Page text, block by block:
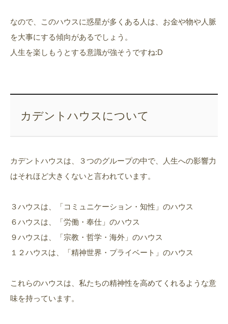
なので、このハウスに惑星が多くある人は、お金や物や人脈
を大事にする傾向があるでしょう。
人生を楽しもうとする意識が強そうですね:D
カデントハウスについて
カデントハウスは、３つのグループの中で、人生への影響力
はそれほど大きくないと言われています。
３ハウスは、「コミュニケーション・知性」のハウス
６ハウスは、「労働・奉仕」のハウス
９ハウスは、「宗教・哲学・海外」のハウス
１２ハウスは、「精神世界・プライベート」のハウス
これらのハウスは、私たちの精神性を高めてくれるような意
味を持っています。